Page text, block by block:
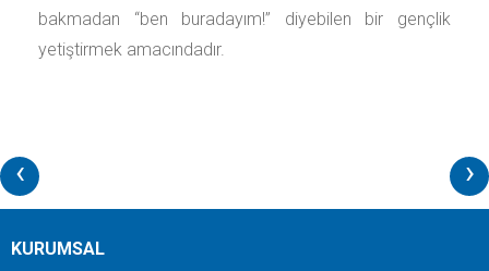
bakmadan “ben buradayım!” diyebilen bir gençlik
yetiştirmek amacındadır.
‹ ›
KURUMSAL